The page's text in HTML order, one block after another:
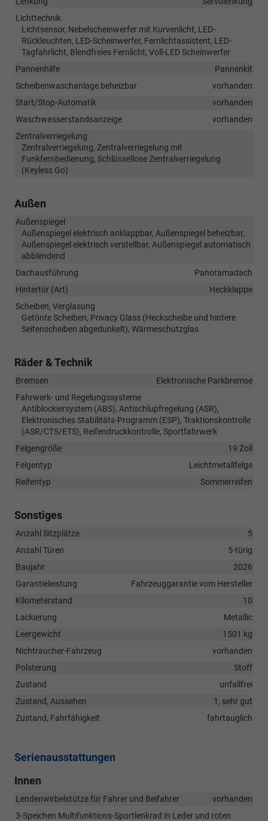
Lichttechnik
Lichtsensor, Nebelscheinwerfer mit Kurvenlicht, LED-
Rückleuchten, LED-Scheinwerfer, Fernlichtassistent, LED-
Tagfahrlicht, Blendfreies Fernlicht, Voll-LED Scheinwerfer
Pannenhilfe
Pannenkit
Scheibenwaschanlage beheizbar
vorhanden
Start/Stop-Automatik
vorhanden
Waschwasserstandsanzeige
vorhanden
Zentralverriegelung
Zentralverriegelung, Zentralverriegelung mit
Funkfernbedienung, Schlüssellose Zentralverriegelung
(Keyless Go)
Außen
Außenspiegel
Außenspiegel elektrisch anklappbar, Außenspiegel beheizbar,
Außenspiegel elektrisch verstellbar, Außenspiegel automatisch
abblendend
Dachausführung
Panoramadach
Hintertür (Art)
Heckklappe
Scheiben, Verglasung
Getönte Scheiben, Privacy Glass (Heckscheibe und hintere
Seitenscheiben abgedunkelt), Wärmeschutzglas
Räder & Technik
Bremsen
Elektronische Parkbremse
Fahrwerk- und Regelungssysteme
Antiblockiersystem (ABS), Antischlupfregelung (ASR),
Elektronisches Stabilitäts-Programm (ESP), Traktionskontrolle
(ASR/CTS/ETS), Reifendruckkontrolle, Sportfahrwerk
Felgengröße
19 Zoll
Felgentyp
Leichtmetallfelge
Reifentyp
Sommerreifen
Sonstiges
Anzahl Sitzplätze
5
Anzahl Türen
5-türig
Baujahr
2026
Garantieleistung
Fahrzeuggarantie vom Hersteller
Kilometerstand
10
Lackierung
Metallic
Leergewicht
1501 kg
Nichtraucher-Fahrzeug
vorhanden
Polsterung
Stoff
Zustand
unfallfrei
Zustand, Aussehen
1, sehr gut
Zustand, Fahrfähigkeit
fahrtauglich
Serienausstattungen
Innen
Lendenwirbelstütze für Fahrer und Beifahrer
vorhanden
3-Speichen Multifunktions-Sportlenkrad in Leder und roten